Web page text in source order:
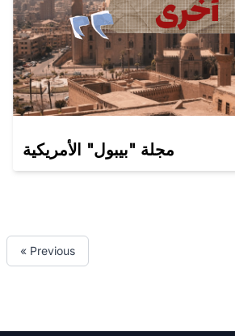
مجلة "بيبول" الأمريكية
« Previous